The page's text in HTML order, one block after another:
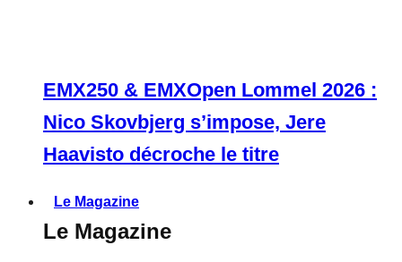
EMX250 & EMXOpen Lommel 2026 :
Nico Skovbjerg s’impose, Jere
Haavisto décroche le titre
Le Magazine
Le Magazine